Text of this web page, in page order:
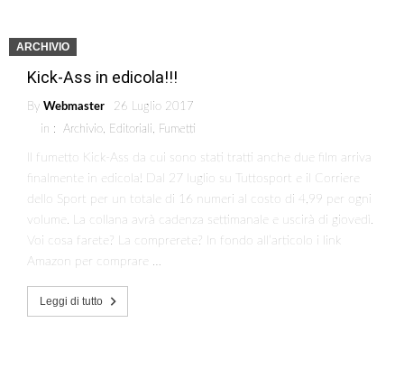
ARCHIVIO
Kick-Ass in edicola!!!
By Webmaster
26 Luglio 2017
in : Archivio, Editoriali, Fumetti
Il fumetto Kick-Ass da cui sono stati tratti anche due film arriva
finalmente in edicola! Dal 27 luglio su Tuttosport e il Corriere
dello Sport per un totale di 16 numeri al costo di 4,99 per ogni
volume. La collana avrà cadenza settimanale e uscirà di giovedì.
Voi cosa farete? La comprerete? In fondo all’articolo i link
Amazon per comprare …
Leggi di tutto